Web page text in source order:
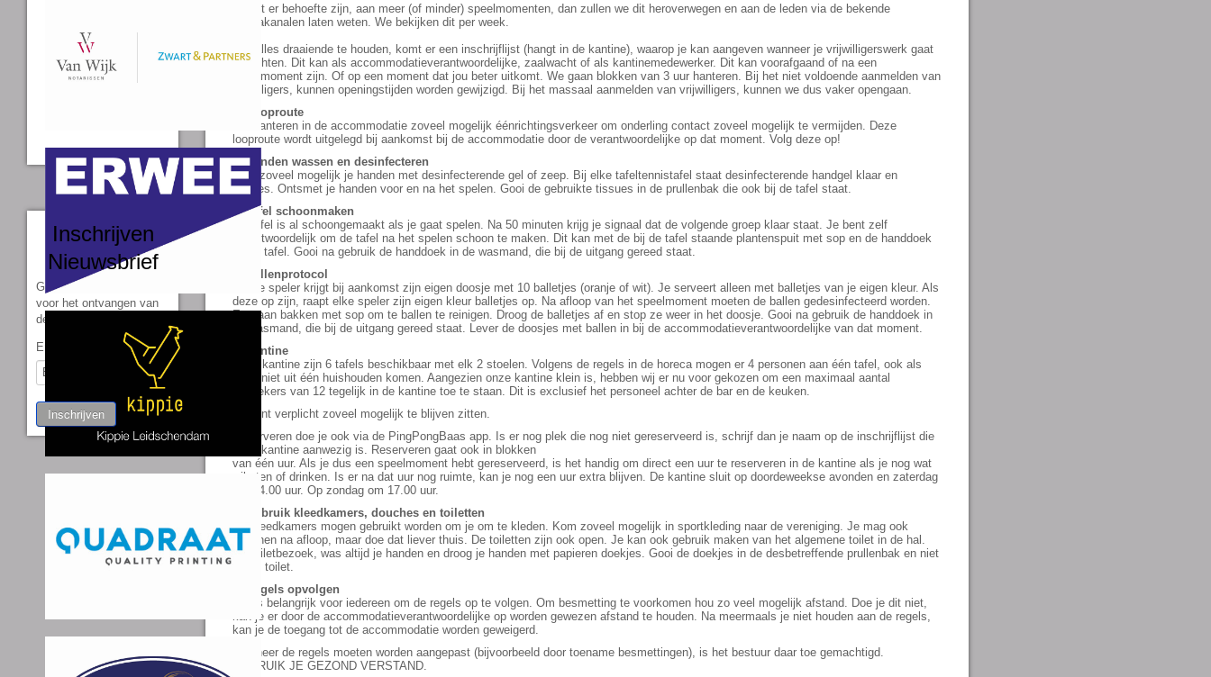
Mocht er behoefte zijn, aan meer (of minder) speelmomenten, dan zullen we dit heroverwegen en aan de leden via de bekende
mediakanalen laten weten. We bekijken dit per week.
Om alles draaiende te houden, komt er een inschrijflijst (hangt in de kantine), waarop je kan aangeven wanneer je vrijwilligerswerk gaat
verrichten. Dit kan als accommodatieverantwoordelijke, zaalwacht of als kantinemedewerker. Dit kan voorafgaand of na een
speelmoment zijn. Of op een moment dat jou beter uitkomt. We gaan blokken van 3 uur hanteren. Bij het niet voldoende aanmelden van
vrijwilligers, kunnen openingstijden worden gewijzigd. Bij het massaal aanmelden van vrijwilligers, kunnen we dus vaker opengaan.
3. Looproute
We hanteren in de accommodatie zoveel mogelijk éénrichtingsverkeer om onderling contact zoveel mogelijk te vermijden. Deze
looproute wordt uitgelegd bij aankomst bij de accommodatie door de verantwoordelijke op dat moment. Volg deze op!
4. Handen wassen en desinfecteren
Was zoveel mogelijk je handen met desinfecterende gel of zeep. Bij elke tafeltennistafel staat desinfecterende handgel klaar en
tissues. Ontsmet je handen voor en na het spelen. Gooi de gebruikte tissues in de prullenbak die ook bij de tafel staat.
5. Tafel schoonmaken
De tafel is al schoongemaakt als je gaat spelen. Na 50 minuten krijg je signaal dat de volgende groep klaar staat. Je bent zelf
verantwoordelijk om de tafel na het spelen schoon te maken. Dit kan met de bij de tafel staande plantenspuit met sop en de handdoek
bij de tafel. Gooi na gebruik de handdoek in de wasmand, die bij de uitgang gereed staat.
6. Ballenprotocol
Iedere speler krijgt bij aankomst zijn eigen doosje met 10 balletjes (oranje of wit). Je serveert alleen met balletjes van je eigen kleur. Als
deze op zijn, raapt elke speler zijn eigen kleur balletjes op. Na afloop van het speelmoment moeten de ballen gedesinfecteerd worden.
Er staan bakken met sop om te ballen te reinigen. Droog de balletjes af en stop ze weer in het doosje. Gooi na gebruik de handdoek in
de wasmand, die bij de uitgang gereed staat. Lever de doosjes met ballen in bij de accommodatieverantwoordelijke van dat moment.
7. Kantine
In de kantine zijn 6 tafels beschikbaar met elk 2 stoelen. Volgens de regels in de horeca mogen er 4 personen aan één tafel, ook als
deze niet uit één huishouden komen. Aangezien onze kantine klein is, hebben wij er nu voor gekozen om een maximaal aantal
bezoekers van 12 tegelijk in de kantine toe te staan. Dit is exclusief het personeel achter de bar en de keuken.
Je bent verplicht zoveel mogelijk te blijven zitten.
Reserveren doe je ook via de PingPongBaas app. Is er nog plek die nog niet gereserveerd is, schrijf dan je naam op de inschrijflijst die
in de kantine aanwezig is. Reserveren gaat ook in blokken
van één uur. Als je dus een speelmoment hebt gereserveerd, is het handig om direct een uur te reserveren in de kantine als je nog wat
wil eten of drinken. Is er na dat uur nog ruimte, kan je nog een uur extra blijven. De kantine sluit op doordeweekse avonden en zaterdag
om 24.00 uur. Op zondag om 17.00 uur.
8. Gebruik kleedkamers, douches en toiletten
De kleedkamers mogen gebruikt worden om je om te kleden. Kom zoveel mogelijk in sportkleding naar de vereniging. Je mag ook
douchen na afloop, maar doe dat liever thuis. De toiletten zijn ook open. Je kan ook gebruik maken van het algemene toilet in de hal.
Na toiletbezoek, was altijd je handen en droog je handen met papieren doekjes. Gooi de doekjes in de desbetreffende prullenbak en niet
in het toilet.
9. Regels opvolgen
Het is belangrijk voor iedereen om de regels op te volgen. Om besmetting te voorkomen hou zo veel mogelijk afstand. Doe je dit niet,
kan je er door de accommodatieverantwoordelijke op worden gewezen afstand te houden. Na meermaals je niet houden aan de regels,
kan je de toegang tot de accommodatie worden geweigerd.
Wanneer de regels moeten worden aangepast (bijvoorbeeld door toename besmettingen), is het bestuur daar toe gemachtigd.
GEBRUIK JE GEZOND VERSTAND.
Inschrijven
Nieuwsbrief
Geef uw mailadres op
voor het ontvangen van
de nieuwsbrief
Email Address
Inschrijven